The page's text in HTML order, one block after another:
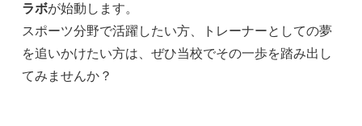
ラボが始動します。
スポーツ分野で活躍したい方、トレーナーとしての夢
を追いかけたい方は、ぜひ当校でその一歩を踏み出し
てみませんか？